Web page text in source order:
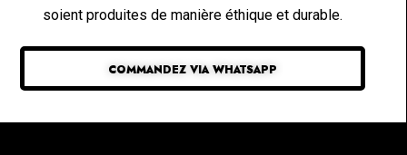
soient produites de manière éthique et durable.
COMMANDEZ VIA WHATSAPP